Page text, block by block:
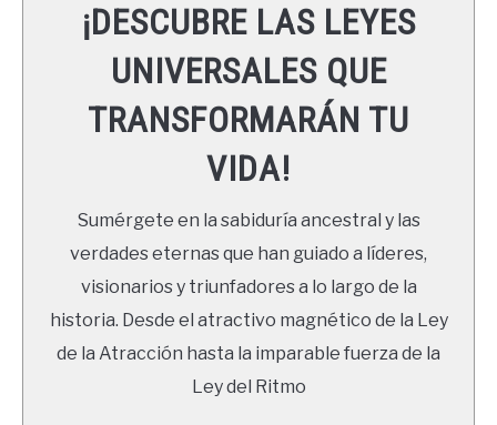
LEYES UNIVERSALES
RECURSOS
NEWSLETTER
¡DESCUBRE LAS LEYES
UNIVERSALES QUE
TRANSFORMARÁN TU
VIDA!
Sumérgete en la sabiduría ancestral y las
verdades eternas que han guiado a líderes,
visionarios y triunfadores a lo largo de la
historia. Desde el atractivo magnético de la Ley
de la Atracción hasta la imparable fuerza de la
Ley del Ritmo